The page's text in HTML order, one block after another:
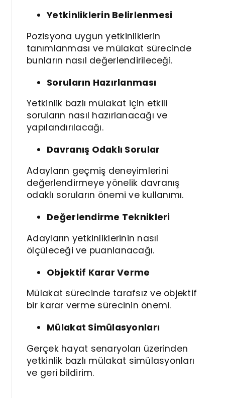
Yetkinliklerin Belirlenmesi
Pozisyona uygun yetkinliklerin
tanımlanması ve mülakat sürecinde
bunların nasıl değerlendirileceği.
Soruların Hazırlanması
Yetkinlik bazlı mülakat için etkili
soruların nasıl hazırlanacağı ve
yapılandırılacağı.
Davranış Odaklı Sorular
Adayların geçmiş deneyimlerini
değerlendirmeye yönelik davranış
odaklı soruların önemi ve kullanımı.
Değerlendirme Teknikleri
Adayların yetkinliklerinin nasıl
ölçüleceği ve puanlanacağı.
Objektif Karar Verme
Mülakat sürecinde tarafsız ve objektif
bir karar verme sürecinin önemi.
Mülakat Simülasyonları
Gerçek hayat senaryoları üzerinden
yetkinlik bazlı mülakat simülasyonları
ve geri bildirim.